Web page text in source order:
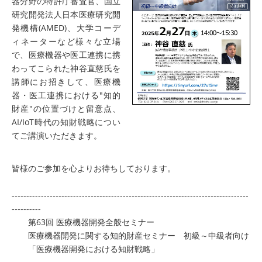
研究開発法人日本医療研究開
発機構(AMED)、大学コーデ
ィネーターなど様々な立場
で、医療機器や医工連携に携
わってこられた神谷直慈氏を
講師にお招きして、医療機
器・医工連携における"知的
財産"の位置づけと留意点、
AI/IoT時代の知財戦略につい
てご講演いただきます。
皆様のご参加を心よりお待ちしております。
---------------------------------------------------------------------------------
----------
第63回 医療機器開発全般セミナー
医療機器開発に関する知的財産セミナー 初級～中級者向け
「医療機器開発における知財戦略」